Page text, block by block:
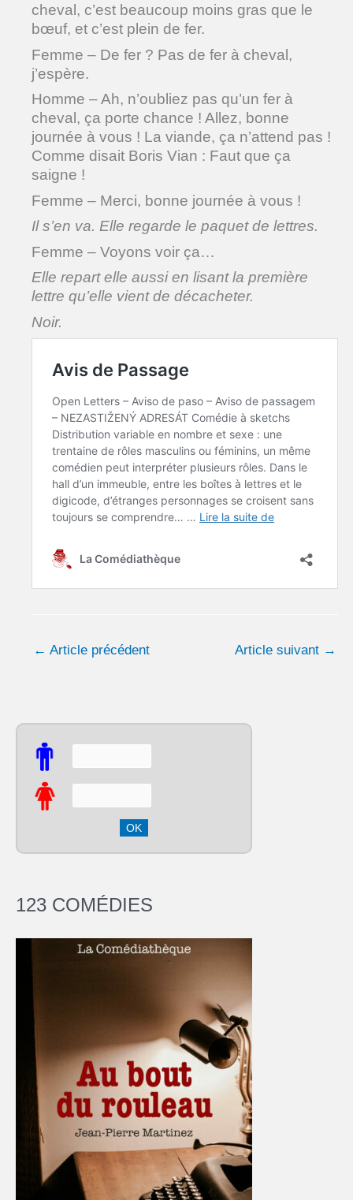
cheval, c’est beaucoup moins gras que le
bœuf, et c’est plein de fer.
Femme – De fer ? Pas de fer à cheval,
j’espère.
Homme – Ah, n’oubliez pas qu’un fer à
cheval, ça porte chance ! Allez, bonne
journée à vous ! La viande, ça n’attend pas !
Comme disait Boris Vian : Faut que ça
saigne !
Femme – Merci, bonne journée à vous !
Il s’en va. Elle regarde le paquet de lettres.
Femme – Voyons voir ça…
Elle repart elle aussi en lisant la première
lettre qu’elle vient de décacheter.
Noir.
← Article précédent Article suivant →
123 COMÉDIES